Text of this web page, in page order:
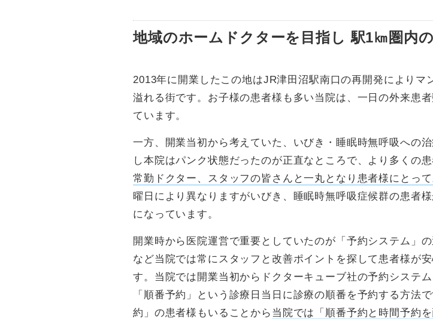
地域のホームドクターを目指し 駅1㎞圏内
2013年に開業したこの地はJR津田沼駅南口の再開発により
溢れる街です。お子様の患者様も多い当院は、一日の外来患
ています。
一方、開業当初から考えていた、いびき・睡眠時無呼吸への
し本院はパンク状態だったのが正直なところで、より多くの
常勤ドクター、スタッフの皆さんと一丸となり患者様にとっ
曜日により異なりますがいびき、睡眠時無呼吸症候群の患者
になっています。
開業時から医院運営で重要としていたのが「予約システム」
など当院では常にスタッフと改善ポイントを探して患者様が
す。当院では開業当初からドクターキューブ社の予約システ
「順番予約」という診療日当日に診療の順番を予約する方法
約」の患者様もいることから 当院では「順番予約と時間予約